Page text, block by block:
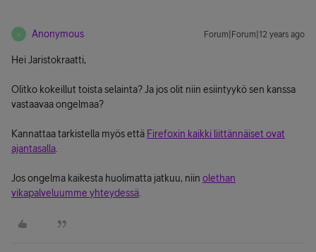
A Anonymous Forum|Forum|12 years ago
Hei Jaristokraatti,
Olitko kokeillut toista selainta? Ja jos olit niin esiintyykö sen kanssa
vastaavaa ongelmaa?
Kannattaa tarkistella myös että Firefoxin kaikki liittännäiset ovat
ajantasalla
Jos ongelma kaikesta huolimatta jatkuu, niin olethan
vikapalveluumme yhteydessä